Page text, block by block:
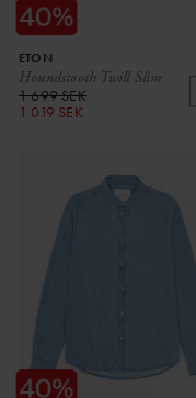
Houndstooth Twill Slim
ETON
1 699 SEK
1 019 SEK